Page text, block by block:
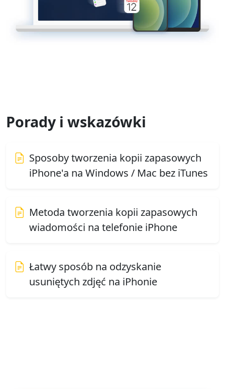
Porady i wskazówki
Sposoby tworzenia kopii zapasowych
iPhone'a na Windows / Mac bez iTunes
Metoda tworzenia kopii zapasowych
wiadomości na telefonie iPhone
Łatwy sposób na odzyskanie
usuniętych zdjęć na iPhonie